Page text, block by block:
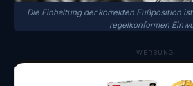
Die Einhaltung der korrekten Fußposition
regelkonformen
WERBUNG